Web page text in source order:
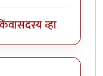
सदस्य व्हा